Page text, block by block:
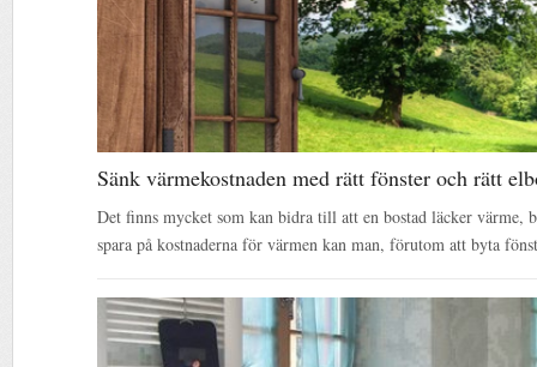
Sänk värmekostnaden med rätt fönster och rätt
Det finns mycket som kan bidra till att en bostad läcker värme,
spara på kostnaderna för värmen kan man, förutom att byta